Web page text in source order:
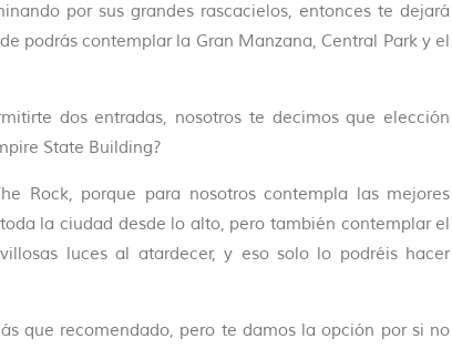
por sus grandes rascacielos, entonces te dejará
podrás contemplar la Gran Manzana, Central Park y el
dos entradas, nosotros te decimos que elección
State Building?
Rock, porque para nosotros contempla las mejores
la ciudad desde lo alto, pero también contemplar el
luces al atardecer, y eso solo lo podréis hacer
que recomendado, pero te damos la opción por si no